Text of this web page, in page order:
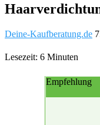
Deine-Kaufberatung.de
Lesezeit: 6 Minuten
Empfehlung